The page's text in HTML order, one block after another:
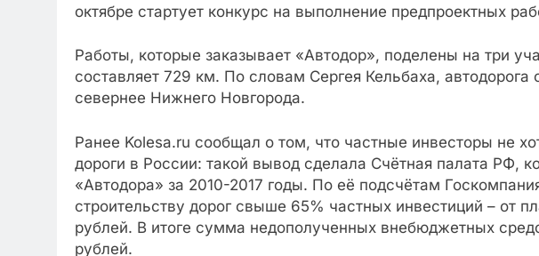
октябре стартует конкурс на выполнение предпроектных
Работы, которые заказывает «Автодор», поделены на три
составляет 729 км. По словам Сергея Кельбаха,
севернее Нижнего Новгорода.
Ранее Kolesa.ru сообщал о том, что частные инвесторы не
дороги в России: такой вывод сделала Счётная палата РФ,
«Автодора» за 2010-2017 годы. По её подсчётам
строительству дорог свыше 65% частных инвестиций – от
рублей. В итоге сумма недополученных внебюджетных
рублей.